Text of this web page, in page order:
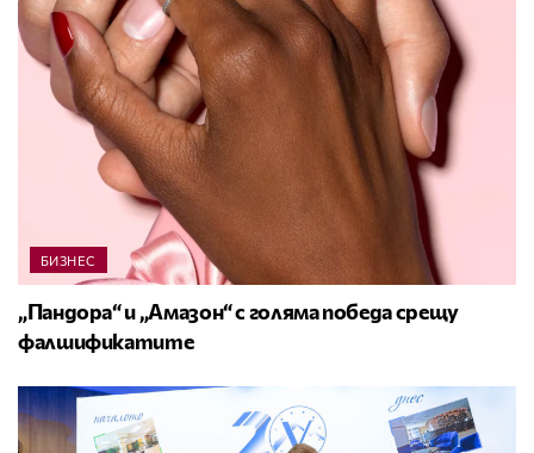
БИЗНЕС
„Пандора“ и „Амазон“ с голяма победа срещу
фалшификатите